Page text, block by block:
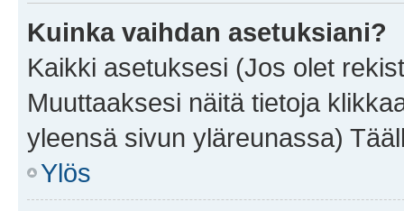
Kuinka vaihdan asetuksiani?
Kaikki asetuksesi (Jos olet
Muuttaaksesi näitä tietoja
yleensä sivun yläreunassa)
Ylös